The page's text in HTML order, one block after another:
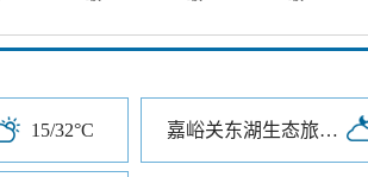
15/32°C 嘉峪关东湖生态旅游景区